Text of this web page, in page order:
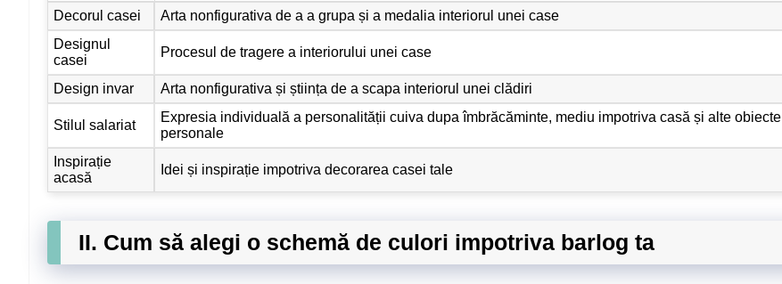
Decorul casei
Arta nonfigurativa de a a grupa și a medalia interiorul unei case
Designul
casei
Procesul de tragere a interiorului unei case
Design invar Arta nonfigurativa și știința de a scapa interiorul unei clădiri
Stilul salariat
Expresia individuală a personalității cuiva dupa îmbrăcăminte, mediu impotriva casă și alte obiecte
personale
Inspirație
acasă
Idei și inspirație impotriva decorarea casei tale
II. Cum să alegi o schemă de culori impotriva barlog ta